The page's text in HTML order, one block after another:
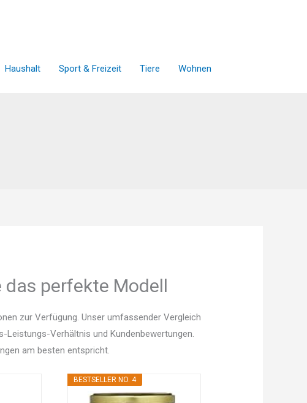
Haushalt Sport & Freizeit Tiere Wohnen
das perfekte Modell
zur Verfügung. Unser umfassender Vergleich
Leistungs-Verhältnis und Kundenbewertungen.
am besten entspricht.
BESTSELLER NO. 4